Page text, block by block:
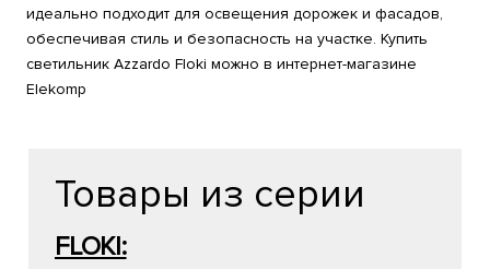
идеально подходит для освещения дорожек и фасадов,
обеспечивая стиль и безопасность на участке. Купить
светильник Azzardo Floki можно в интернет-магазине
Elekomp
Товары из серии
FLOKI: